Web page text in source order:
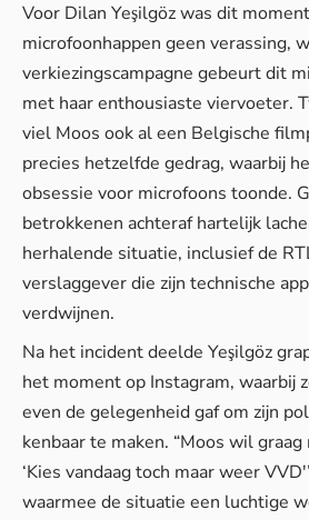
Voor Dilan Yeşilgöz was dit
microfoonhappen geen verassing,
verkiezingscampagne gebeurt dit
met haar enthousiaste viervoeter.
viel Moos ook al een Belgische
precies hetzelfde gedrag, waarbij
obsessie voor microfoons toonde.
betrokkenen achteraf hartelijk
herhalende situatie, inclusief de
verslaggever die zijn technische
verdwijnen.
Na het incident deelde Yeşilgöz
het moment op Instagram, waarbij
even de gelegenheid gaf om zijn
kenbaar te maken. “Moos wil
‘Kies vandaag toch maar weer
waarmee de situatie een luchtige